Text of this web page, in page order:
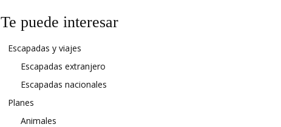
Te puede interesar
Escapadas y viajes
Escapadas extranjero
Escapadas nacionales
Planes
Animales